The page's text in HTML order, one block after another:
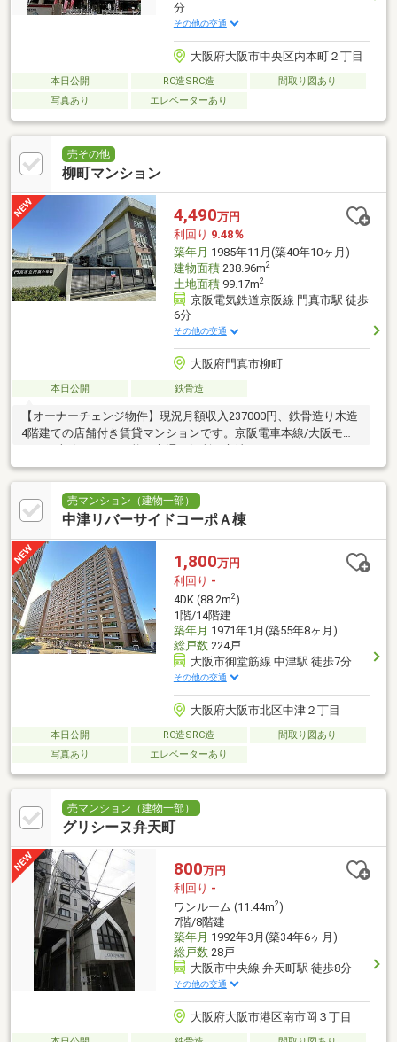
分
その他の交通
大阪府大阪市中央区内本町２丁目
本日公開 RC造SRC造
間取り図あり
写真あり
エレベーターあり
売その他
柳町マンション
4,490万円
利回り 9.48％
築年月 1985年11月(築40年10ヶ月)
建物面積238.96m2
土地面積99.17m2
京阪電気鉄道京阪線 門真市駅 徒歩
6分
その他の交通
大阪府門真市柳町
本日公開 鉄骨造
【オーナーチェンジ物件】現況月額収入237000円、鉄骨造り木造
4階建ての店舗付き賃貸マンションです。京阪電車本線/大阪モノ
売マンション（建物一部）
中津リバーサイドコーポＡ棟
1,800万円
利回り -
4DK (88.2m2)
1階/14階建
築年月 1971年1月(築55年8ヶ月)
総戸数224戸
大阪市御堂筋線 中津駅 徒歩7分
その他の交通
大阪府大阪市北区中津２丁目
本日公開 RC造SRC造
間取り図あり
写真あり
エレベーターあり
売マンション（建物一部）
グリシーヌ弁天町
800万円
利回り -
ワンルーム (11.44m2)
7階/8階建
築年月 1992年3月(築34年6ヶ月)
総戸数28戸
大阪市中央線 弁天町駅 徒歩8分
その他の交通
大阪府大阪市港区南市岡３丁目